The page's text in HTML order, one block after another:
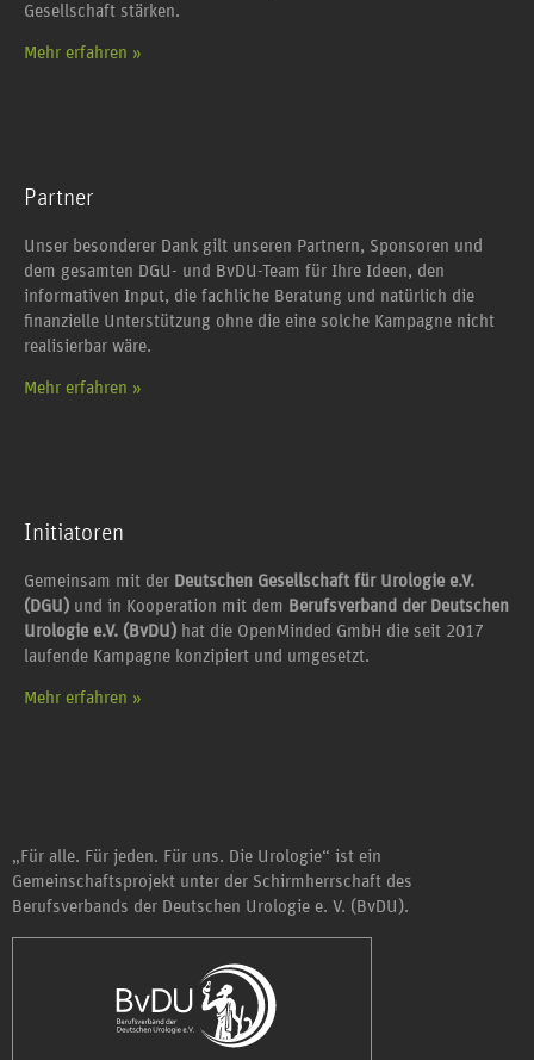
Gesellschaft stärken.
Mehr erfahren »
Partner
Unser besonderer Dank gilt unseren Partnern, Sponsoren und
dem gesamten DGU- und BvDU-Team für Ihre Ideen, den
informativen Input, die fachliche Beratung und natürlich die
finanzielle Unterstützung ohne die eine solche Kampagne nicht
realisierbar wäre.
Mehr erfahren »
Initiatoren
Gemeinsam mit der Deutschen Gesellschaft für Urologie e.V.
(DGU) und in Kooperation mit dem Berufsverband der Deutschen
Urologie e.V. (BvDU) hat die OpenMinded GmbH die seit 2017
laufende Kampagne konzipiert und umgesetzt.
Mehr erfahren »
„Für alle. Für jeden. Für uns. Die Urologie“ ist ein
Gemeinschaftsprojekt unter der Schirmherrschaft des
Berufsverbands der Deutschen Urologie e. V. (BvDU).